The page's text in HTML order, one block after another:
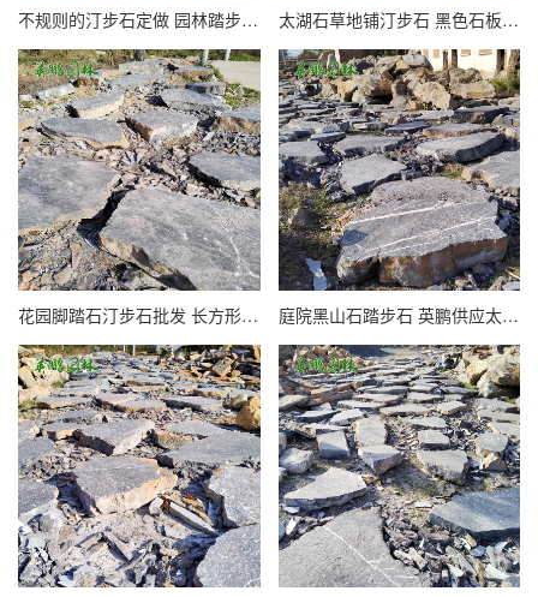
不规则的汀步石定做 园林踏步石黑山石切片石 太湖石踏步假山石材厂 太湖石草地铺汀步石 黑色石板踏步石批发 园林驳岸石加工厂
花园脚踏石汀步石批发 长方形黑色太湖石切片 黑山石踏步石异形加工 庭院黑山石踏步石 英鹏供应太湖石切片 景区脚踏石汀步石定制